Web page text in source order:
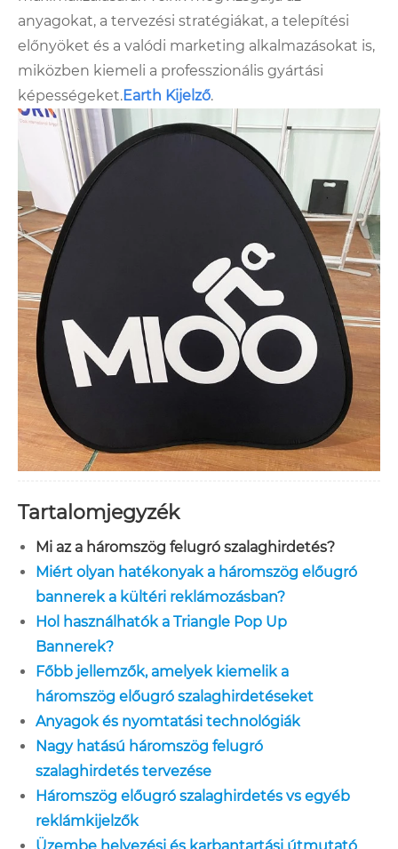
anyagokat, a tervezési stratégiákat, a telepítési
előnyöket és a valódi marketing alkalmazásokat is,
miközben kiemeli a professzionális gyártási
képességeket.Earth Kijelző.
Tartalomjegyzék
Mi az a háromszög felugró szalaghirdetés?
Miért olyan hatékonyak a háromszög előugró
bannerek a kültéri reklámozásban?
Hol használhatók a Triangle Pop Up
Bannerek?
Főbb jellemzők, amelyek kiemelik a
háromszög előugró szalaghirdetéseket
Anyagok és nyomtatási technológiák
Nagy hatású háromszög felugró
szalaghirdetés tervezése
Háromszög előugró szalaghirdetés vs egyéb
reklámkijelzők